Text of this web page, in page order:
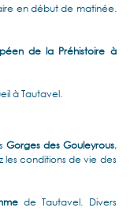
en début de matinée.
de la Préhistoire à
à Tautavel.
Gorges des Gouleyrous,
les conditions de vie des
de Tautavel. Divers